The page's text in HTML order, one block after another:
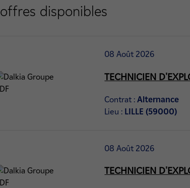
offres disponibles
08 Août 2026
TECHNICIEN
Contrat :Alternance
Lieu : LILLE (59000)
08 Août 2026
TECHNICIEN